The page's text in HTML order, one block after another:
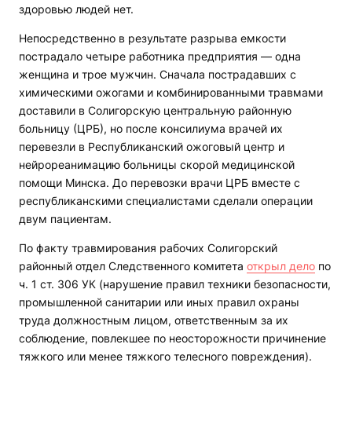
здоровью людей нет.
Непосредственно в результате разрыва емкости
пострадало четыре работника предприятия — одна
женщина и трое мужчин. Сначала пострадавших с
химическими ожогами и комбинированными травмами
доставили в Солигорскую центральную районную
больницу (ЦРБ), но после консилиума врачей их
перевезли в Республиканский ожоговый центр и
нейрореанимацию больницы скорой медицинской
помощи Минска. До перевозки врачи ЦРБ вместе с
республиканскими специалистами сделали операции
двум пациентам.
По факту травмирования рабочих Солигорский
районный отдел Следственного комитета открыл дело по
ч. 1 ст. 306 УК (нарушение правил техники безопасности,
промышленной санитарии или иных правил охраны
труда должностным лицом, ответственным за их
соблюдение, повлекшее по неосторожности причинение
тяжкого или менее тяжкого телесного повреждения).